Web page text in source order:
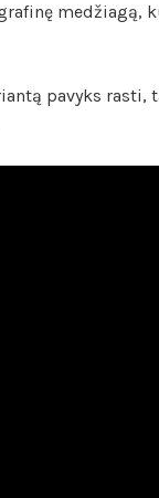
medžiagą,
pavyks